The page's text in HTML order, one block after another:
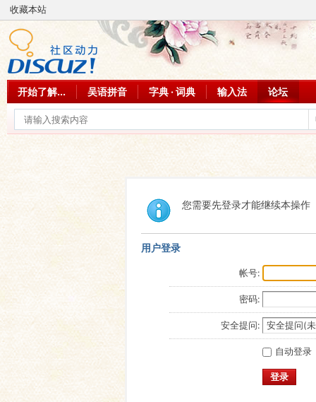
收藏本站
开始了解... 吴语拼音 字典 · 词典 输入法 论坛
您需要先登录才能继续本操作
用户登录
帐号:
密码:
安全提问:
自动登录
登录